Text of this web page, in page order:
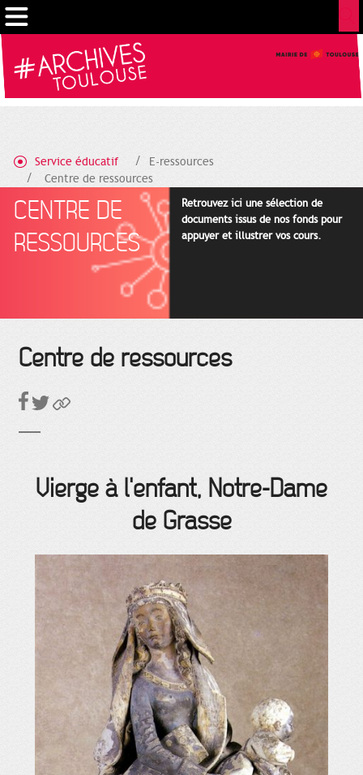
Service éducatif
E-ressources
Centre de ressources
CENTRE DE
RESSOURCES
Retrouvez ici une sélection de
documents issus de nos fonds pour
appuyer et illustrer vos cours.
Centre de ressources
Vierge à l'enfant, Notre-Dame
de Grasse
Cookies management panel